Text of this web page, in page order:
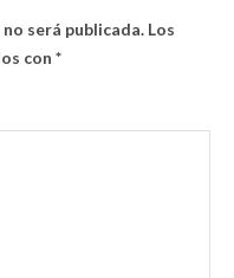
será publicada. Los
con *